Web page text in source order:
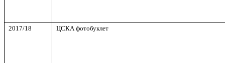
2017/18 ЦСКА фотобуклет